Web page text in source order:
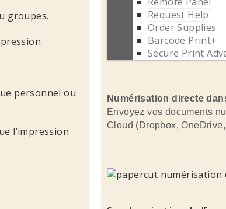
groupes.
personnel ou
l’impression
Request Help
Order Supplies
Barcode Print+
Secure Print
Numérisation directe
Envoyez vos documents
Cloud (Dropbox,